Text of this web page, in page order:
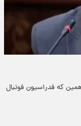
که فدراسیون فوتبال